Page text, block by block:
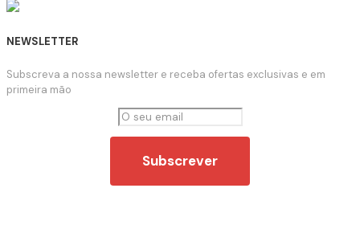
NEWSLETTER
Subscreva a nossa newsletter e receba ofertas exclusivas e em
primeira mão